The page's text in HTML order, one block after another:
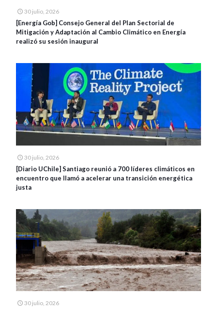
30 julio, 2026
[Energía Gob] Consejo General del Plan Sectorial de
Mitigación y Adaptación al Cambio Climático en Energía
realizó su sesión inaugural
30 julio, 2026
[Diario UChile] Santiago reunió a 700 líderes climáticos en
encuentro que llamó a acelerar una transición energética
justa
30 julio, 2026